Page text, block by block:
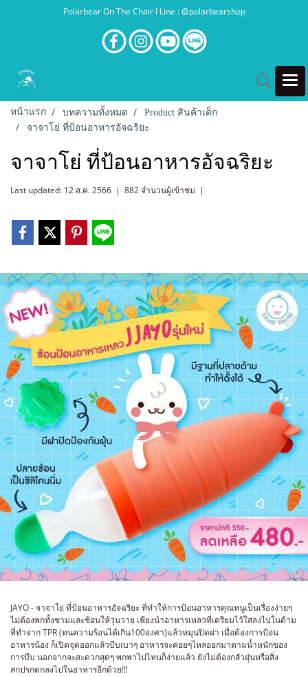
Polarbear On The Chair l Line : @polarbearshop
หน้าแรก บทความทั้งหมด
Product สินค้าเด็ก
จาจาโย่ ที่ป้อนอาหารอัจฉริยะ
จาจาโย่ ที่ป้อนอาหารอัจฉริยะ
Last updated: 12 ส.ค. 2566 | 882 จำนวนผู้เข้าชม |
JAYO - จาจาโย่ ที่ป้อนอาหารอัจฉริยะ ที่ทำให้การป้อนอาหารคุณหนูเป็นเรื่องง่ายๆ
ไม่ต้องพกทั้งชามและช้อนให้วุ่นวาย เพียงนำอาหารเหลวที่เตรียมไว้ใส่ลงไปในด้าม
ที่ทำจาก TPR (ทนความร้อนได้เกิน100องศา)แล้วหมุนปิดฝา เมื่อต้องการป้อน
อาหารน้อง ก็เปิดจุดออกแล้วบีบเบาๆ อาหารจะค่อยๆไหลออกมาตามน้ำหนักของ
การบีบ นอกจากจะสะดวกสุดๆ พกพาไปไหนก็ง่ายแล้ว ยังไม่ต้องกลัวฝุ่นหรือสิ่ง
สกปรกตกลงไปในอาหารอีกด้วย!!!